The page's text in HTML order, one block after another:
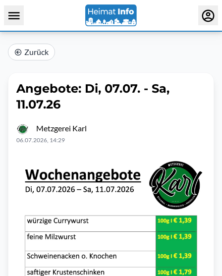
Zurück
Angebote: Di, 07.07. - Sa,
11.07.26
Metzgerei Karl
06.07.2026, 14:29